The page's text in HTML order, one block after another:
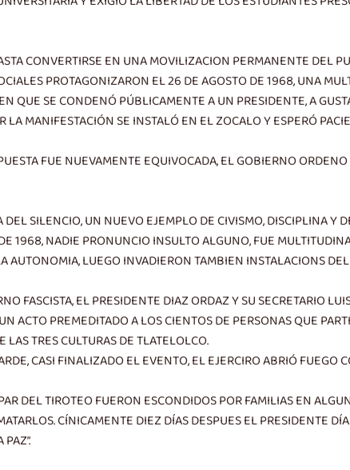
CONVERTIRSE EN UNA MOVILIZACION PERMANENTE DEL
PROTAGONIZARON EL 26 DE AGOSTO DE 1968, UNA
QUE SE CONDENÓ PÚBLICAMENTE A UN PRESIDENTE, A
LA MANIFESTACIÓN SE INSTALÓ EN EL ZOCALO Y ESPERÓ
FUE NUEVAMENTE EQUIVOCADA, EL GOBIERNO
SILENCIO, UN NUEVO EJEMPLO DE CIVISMO, DISCIPLINA Y
1968, NADIE PRONUNCIO INSULTO ALGUNO, FUE
AUTONOMIA, LUEGO INVADIERON TAMBIEN INSTALACIONS
FASCISTA, EL PRESIDENTE DIAZ ORDAZ Y SU SECRETARIO
ACTO PREMEDITADO A LOS CIENTOS DE PERSONAS QUE
TRES CULTURAS DE TLATELOLCO.
CASI FINALIZADO EL EVENTO, EL EJERCIRO ABRIÓ FUEGO
DEL TIROTEO FUERON ESCONDIDOS POR FAMILIAS EN
CÍNICAMENTE DIEZ DÍAS DESPUES EL PRESIDENTE